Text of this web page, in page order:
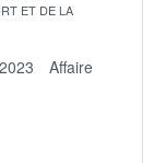
ET DE LA
Affaire